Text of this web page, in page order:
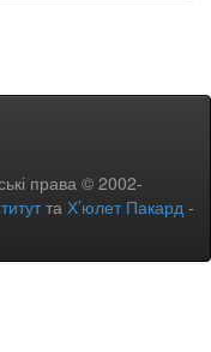
права © 2002-
та Х’юлет Пакард -